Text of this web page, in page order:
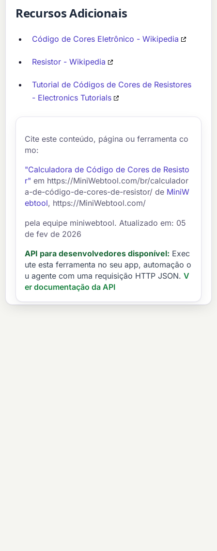
Recursos Adicionais
Código de Cores Eletrônico - Wikipedia
Resistor - Wikipedia
Tutorial de Códigos de Cores de Resistores
- Electronics Tutorials
Cite este conteúdo, página ou ferramenta co
mo:
"Calculadora de Código de Cores de Resisto
r" em https://MiniWebtool.com/br/calculador
a-de-código-de-cores-de-resistor/ de MiniW
ebtool, https://MiniWebtool.com/
pela equipe miniwebtool. Atualizado em: 05
de fev de 2026
API para desenvolvedores disponível: Exec
ute esta ferramenta no seu app, automação o
u agente com uma requisição HTTP JSON. V
er documentação da API